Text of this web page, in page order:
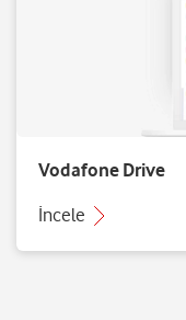
Vodafone Drive
İncele